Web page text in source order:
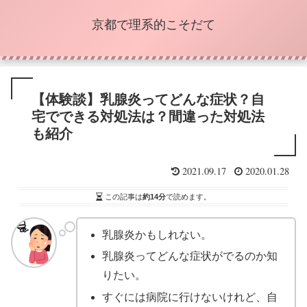
京都で理系的こそだて
【体験談】乳腺炎ってどんな症状？自
宅でできる対処法は？間違った対処法
も紹介
2021.09.17 2020.01.28
この記事は約14分で読めます。
乳腺炎かもしれない。
乳腺炎ってどんな症状がでるのか知
りたい。
すぐには病院に行けないけれど、自